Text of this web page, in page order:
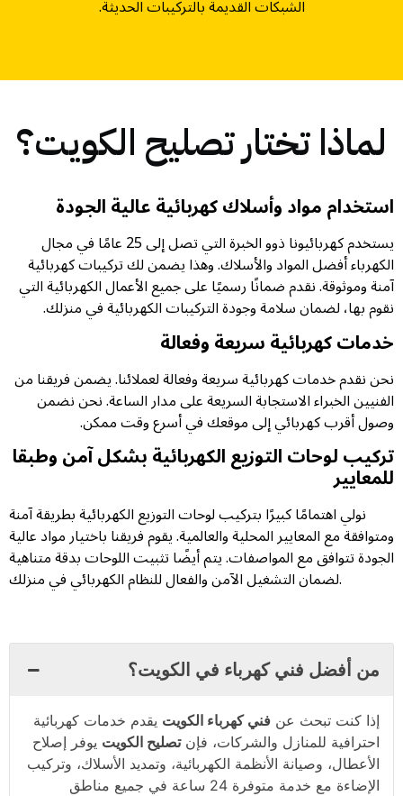
الشبكات القديمة بالتركيبات الحديثة.
لماذا تختار تصليح الكويت؟
استخدام مواد وأسلاك كهربائية عالية الجودة
يستخدم كهربائيونا ذوو الخبرة التي تصل إلى 25 عامًا في مجال
الكهرباء أفضل المواد والأسلاك. وهذا يضمن لك تركيبات كهربائية
آمنة وموثوقة. نقدم ضمانًا رسميًا على جميع الأعمال الكهربائية التي
نقوم بها، لضمان سلامة وجودة التركيبات الكهربائية في منزلك.
خدمات كهربائية سريعة وفعالة
نحن نقدم خدمات كهربائية سريعة وفعالة لعملائنا. يضمن فريقنا من
الفنيين الخبراء الاستجابة السريعة على مدار الساعة. نحن نضمن
وصول أقرب كهربائي إلى موقعك في أسرع وقت ممكن.
تركيب لوحات التوزيع الكهربائية بشكل آمن وطبقا
للمعايير
نولي اهتمامًا كبيرًا بتركيب لوحات التوزيع الكهربائية بطريقة آمنة
ومتوافقة مع المعايير المحلية والعالمية. يقوم فريقنا باختيار مواد عالية
الجودة تتوافق مع المواصفات. يتم أيضًا تثبيت اللوحات بدقة متناهية
لضمان التشغيل الآمن والفعال للنظام الكهربائي في منزلك.
من أفضل فني كهرباء في الكويت؟
إذا كنت تبحث عن فني كهرباء الكويت يقدم خدمات كهربائية
احترافية للمنازل والشركات، فإنتصليح الكويت يوفر إصلاح
الأعطال، وصيانة الأنظمة الكهربائية، وتمديد الأسلاك، وتركيب
الإضاءة مع خدمة متوفرة 24 ساعة في جميع مناطق